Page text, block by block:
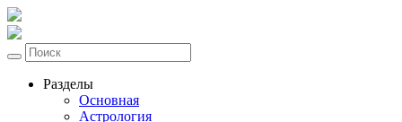
Разделы
Основная
Астрология